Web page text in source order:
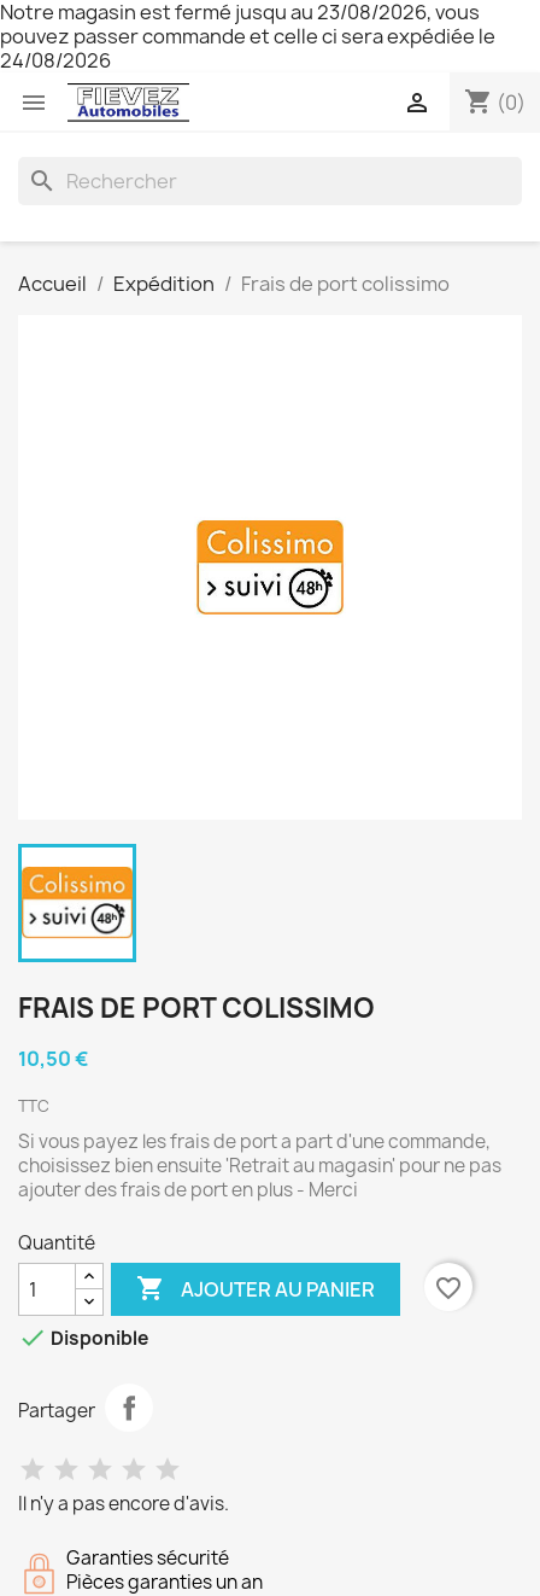
Notre magasin est fermé jusqu au 23/08/2026, vous
pouvez passer commande et celle ci sera expédiée le
24/08/2026
 shopping_cart (0)

search
Accueil Expédition Frais de port colissimo
FRAIS DE PORT COLISSIMO
10,50 €
TTC
Si vous payez les frais de port a part d'une commande,
choisissez bien ensuite 'Retrait au magasin' pour ne pas
ajouter des frais de port en plus - Merci
Quantité
 AJOUTER AU PANIER
favorite_border
 Disponible
Partager
Il n'y a pas encore d'avis.
Garanties sécurité
Pièces garanties un an